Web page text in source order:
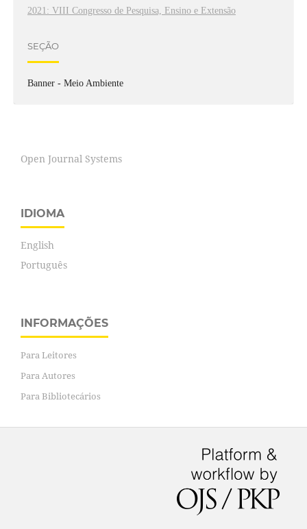
2021: VIII Congresso de Pesquisa, Ensino e Extensão
SEÇÃO
Banner - Meio Ambiente
Open Journal Systems
IDIOMA
English
Português
INFORMAÇÕES
Para Leitores
Para Autores
Para Bibliotecários